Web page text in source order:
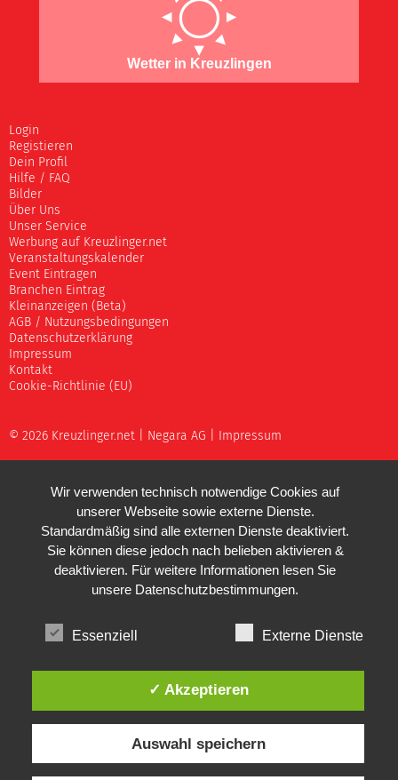
Wetter in Kreuzlingen
Login
Registieren
Dein Profil
Hilfe / FAQ
Bilder
Über Uns
Unser Service
Werbung auf Kreuzlinger.net
Veranstaltungskalender
Event Eintragen
Branchen Eintrag
Kleinanzeigen (Beta)
AGB / Nutzungsbedingungen
Datenschutzerklärung
Impressum
Kontakt
Cookie-Richtlinie (EU)
© 2026 Kreuzlinger.net | Negara AG Impressum
Wir verwenden technisch notwendige Cookies auf
unserer Webseite sowie externe Dienste.
Standardmäßig sind alle externen Dienste deaktiviert.
Sie können diese jedoch nach belieben aktivieren &
deaktivieren. Für weitere Informationen lesen Sie
unsere Datenschutzbestimmungen.
Essenziell Externe Dienste
✓ Akzeptieren
Auswahl speichern